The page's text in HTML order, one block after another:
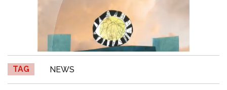
TAG NEWS